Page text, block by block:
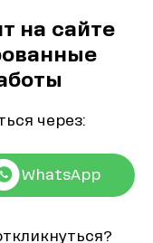
на сайте
через:
WhatsApp